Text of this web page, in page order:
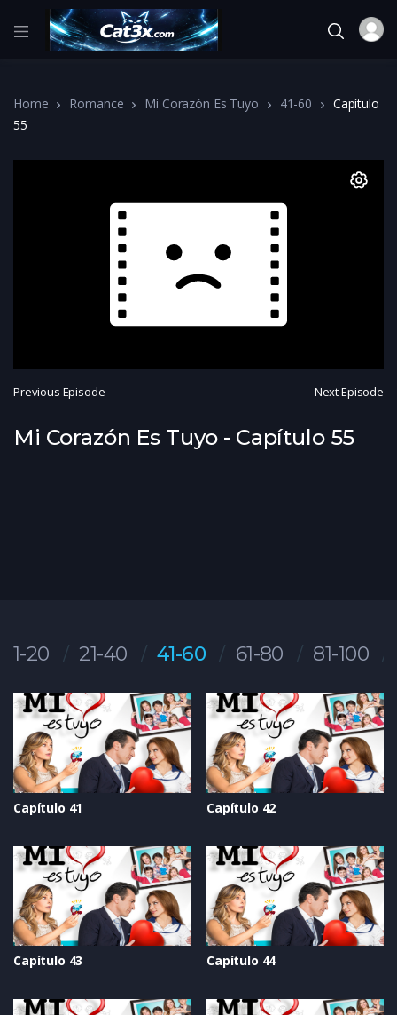
Home Romance Mi Corazón Es Tuyo 41-60
Capítulo
55
Previous Episode Next Episode
Mi Corazón Es Tuyo - Capítulo 55
1-20 21-40 41-60 61-80 81-100
Capítulo 41 Capítulo 42
Capítulo 43 Capítulo 44